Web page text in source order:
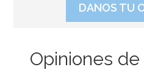
DANOS TU
Opiniones